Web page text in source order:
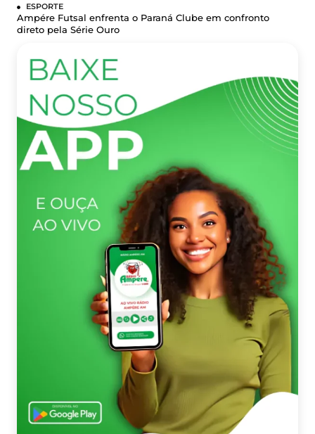
ESPORTE
Ampére Futsal enfrenta o Paraná Clube em confronto
direto pela Série Ouro